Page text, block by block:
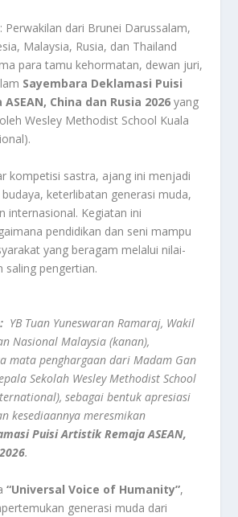
Perwakilan dari Brunei Darussalam,
Malaysia, Rusia, dan Thailand
para tamu kehormatan, dewan juri,
Sayembara Deklamasi Puisi
China dan Rusia 2026 yang
Wesley Methodist School Kuala
kompetisi sastra, ajang ini menjadi
keterlibatan generasi muda,
internasional. Kegiatan ini
pendidikan dan seni mampu
yang beragam melalui nilai-
saling pengertian.
YB Tuan Yuneswaran Ramaraj, Wakil
Nasional Malaysia (kanan),
mata penghargaan dari Madam Gan
Sekolah Wesley Methodist School
sebagai bentuk apresiasi
kesediaannya meresmikan
Puisi Artistik Remaja ASEAN,
.
“Universal Voice of Humanity”,
generasi muda dari